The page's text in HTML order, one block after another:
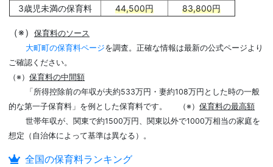
3歳児未満の保育料
44,500円 83,800円
（※）
保育料のソース
大町町の保育料ページを調査。正確な情報は最新の公式ページより
ご確認ください。
（※） 保育料の中間額
「所得控除前の年収が夫約533万円・妻約108万円とした時の一般
的な第一子保育料」を例とした保育料です。
（※） 保育料の最高額
世帯年収が、関東で約1500万円、関東以外で1000万相当の家庭を
想定（自治体によって基準は異なる）。
全国の保育料ランキング